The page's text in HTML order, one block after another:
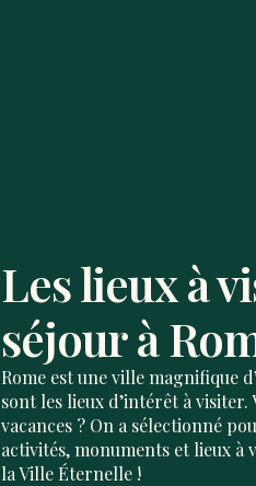
Les lieux à
séjour à
Rome est une ville magnifique
sont les lieux d’intérêt à visiter.
vacances ? On a sélectionné
activités, monuments et lieux
la Ville Éternelle !